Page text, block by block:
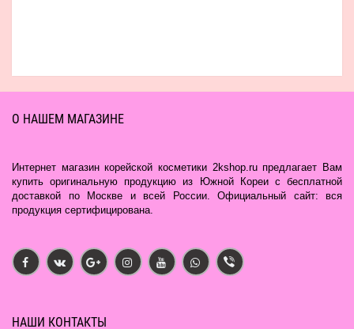
О НАШЕМ МАГАЗИНЕ
Интернет магазин корейской косметики 2kshop.ru предлагает Вам
купить оригинальную продукцию из Южной Кореи с бесплатной
доставкой по Москве и всей России. Официальный сайт: вся
продукция сертифицирована.
НАШИ КОНТАКТЫ